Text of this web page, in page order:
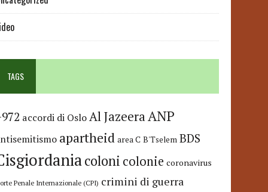
TAGS
accordi di OsloAl JazeeraANP
apartheid area C B'Tselem BDS
coloni colonie coronavirus
Penale Internazionale (CPI) crimini di guerra